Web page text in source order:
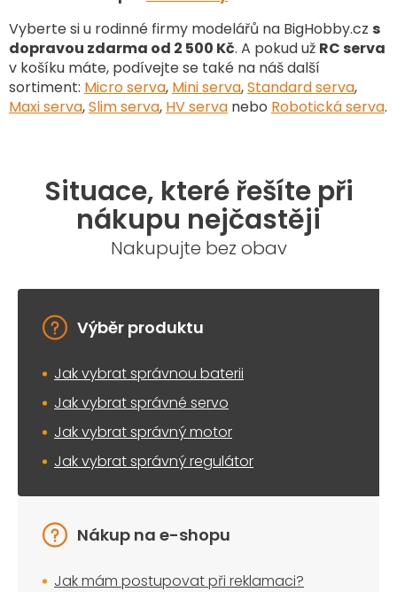
Vyberte si u rodinné firmy modelářů na BigHobby.cz s
dopravou zdarma od 2 500 Kč. A pokud už RC serva
v košíku máte, podívejte se také na náš další
sortiment: Micro serva, Mini serva,Standard serva,
Maxi serva,Slim serva, HV serva nebo Robotická serva.
Situace, které řešíte při
nákupu nejčastěji
Nakupujte bez obav
Výběr produktu
Jak vybrat správnou baterii
Jak vybrat správné servo
Jak vybrat správný motor
Jak vybrat správný regulátor
Nákup na e-shopu
Jak mám postupovat při reklamaci?